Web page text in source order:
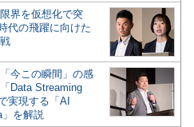
界を仮想化で突
代の飛躍に向けた
今この瞬間」の感
Data Streaming
実現する「AI
」を解説